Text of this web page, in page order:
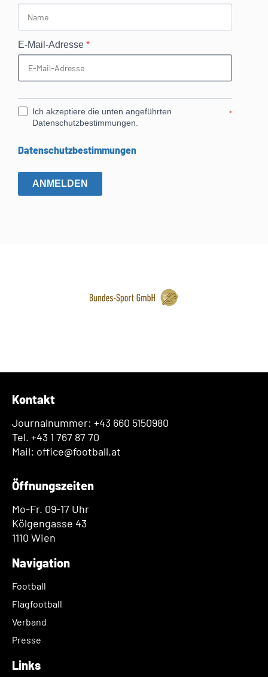
E-Mail-Adresse *
Ich akzeptiere die unten angeführten
Datenschutzbestimmungen.
*
Datenschutzbestimmungen
ANMELDEN
Kontakt
Journalnummer: +43 660 5150980
Tel. +43 1 767 87 70
Mail: office@football.at
Öffnungszeiten
Mo-Fr. 09-17 Uhr
Kölgengasse 43
1110 Wien
Navigation
Football
Flagfootball
Verband
Presse
Links